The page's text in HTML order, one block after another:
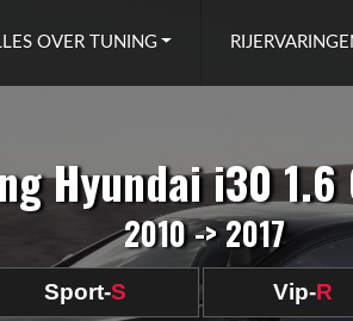
OVER TUNING
Hyundai i30 1.6
2010 -> 2017
Sport-S Vip-R